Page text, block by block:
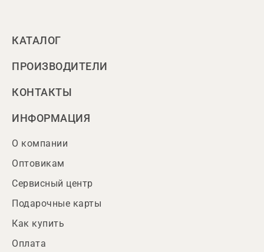
КАТАЛОГ
ПРОИЗВОДИТЕЛИ
КОНТАКТЫ
ИНФОРМАЦИЯ
О компании
Оптовикам
Сервисный центр
Подарочные карты
Как купить
Оплата